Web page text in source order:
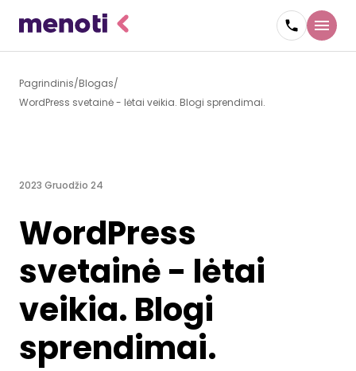
Pagrindinis Blogas
WordPress svetainė - lėtai veikia. Blogi sprendimai.
2023 Gruodžio 24
WordPress
svetainė - lėtai
veikia. Blogi
sprendimai.